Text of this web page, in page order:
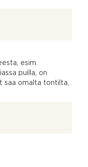
esim.
puilla, on
saa omalta tontilta,